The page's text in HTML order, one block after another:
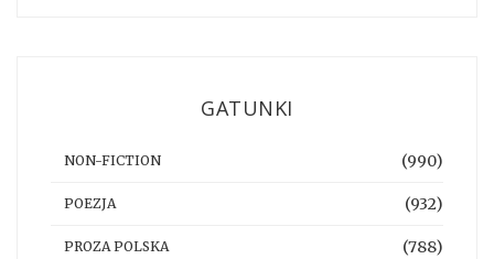
GATUNKI
NON-FICTION (990)
POEZJA (932)
PROZA POLSKA (788)